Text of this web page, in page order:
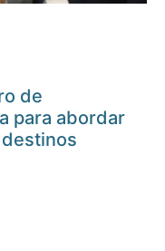
de
para abordar